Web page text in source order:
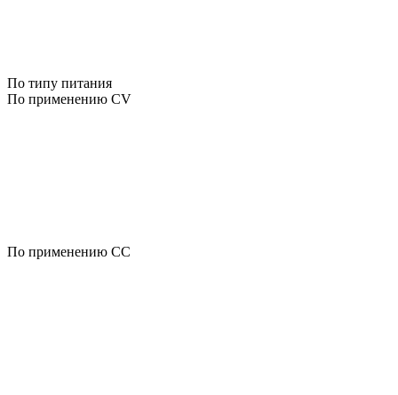
По типу питания
По применению CV
По применению CC